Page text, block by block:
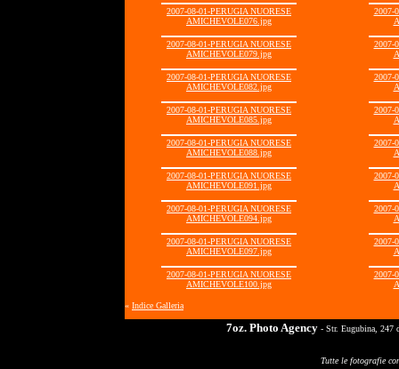
2007-08-01-PERUGIA NUORESE
AMICHEVOLE076.jpg
2007-
2007-08-01-PERUGIA NUORESE
AMICHEVOLE079.jpg
2007-
2007-08-01-PERUGIA NUORESE
AMICHEVOLE082.jpg
2007-
2007-08-01-PERUGIA NUORESE
AMICHEVOLE085.jpg
2007-
2007-08-01-PERUGIA NUORESE
AMICHEVOLE088.jpg
2007-
2007-08-01-PERUGIA NUORESE
AMICHEVOLE091.jpg
2007-
2007-08-01-PERUGIA NUORESE
AMICHEVOLE094.jpg
2007-
2007-08-01-PERUGIA NUORESE
AMICHEVOLE097.jpg
2007-
2007-08-01-PERUGIA NUORESE
AMICHEVOLE100.jpg
2007-
« Indice Galleria
7oz. Photo Agency - Str. Eugubina, 247
Tutte le fotografie